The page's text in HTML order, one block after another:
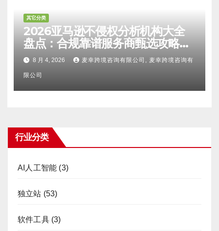
其它分类
2026亚马逊不侵权分析机构大全
盘点：合规靠谱服务商甄选攻略、
避坑FAQ及标杆机构实力详解
8 月 4, 2026 麦幸跨境咨询有限公司, 麦幸跨境咨询有
限公司
行业分类
AI人工智能 (3)
独立站 (53)
软件工具(3)